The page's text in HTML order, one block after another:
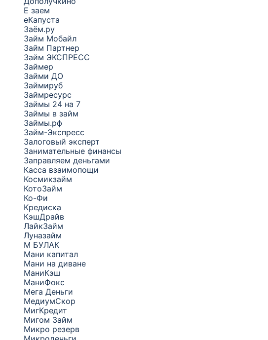
Е заем
еКапуста
Заём.ру
Займ Мобайл
Займ Партнер
Займ ЭКСПРЕСС
Займер
Займи ДО
Займируб
Займресурс
Займы 24 на 7
Займы в займ
Займы.рф
Займ-Экспресс
Залоговый эксперт
Занимательные финансы
Заправляем деньгами
Касса взаимопощи
Космикзайм
КотоЗайм
Ко-Фи
Кредиска
КэшДрайв
ЛайкЗайм
Луназайм
М БУЛАК
Мани капитал
Мани на диване
МаниКэш
МаниФокс
Мега Деньги
МедиумСкор
МигКредит
Мигом Займ
Микро резерв